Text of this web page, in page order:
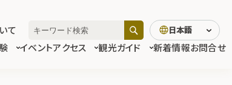
イベントアクセス 観光ガイド 新着情報お問合せ
て 日本語